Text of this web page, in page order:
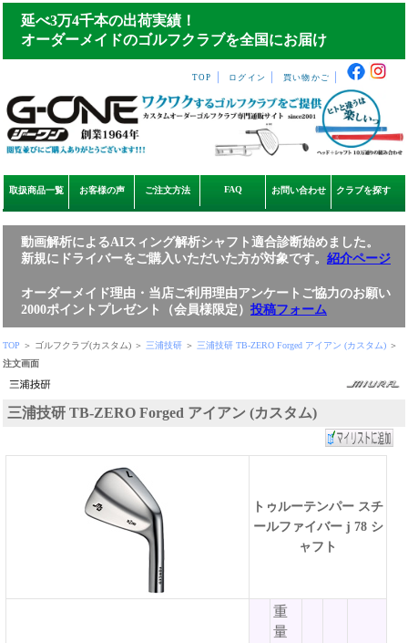
延べ3万4千本の出荷実績！
オーダーメイドのゴルフクラブを全国にお届け
TOP ログイン 買い物かご
取扱商品一覧 お客様の声 ご注文方法 FAQ お問い合わせ クラブを探す
動画解析によるAIスィング解析シャフト適合診断始めました。
新規にドライバーをご購入いただいた方が対象です。 紹介ページ
オーダーメイド理由・当店ご利用理由アンケートご協力のお願い
2000ポイントプレゼント（会員様限定） 投稿フォーム
TOP ＞ ゴルフクラブ(カスタム) ＞ 三浦技研 ＞ 三浦技研 TB-ZERO Forged アイアン (カスタム) ＞
注文画面
三浦技研 TB-ZERO Forged アイアン (カスタム)
トゥルーテンパー スチ
ールファイバー j 78 シ
ャフト
重
量